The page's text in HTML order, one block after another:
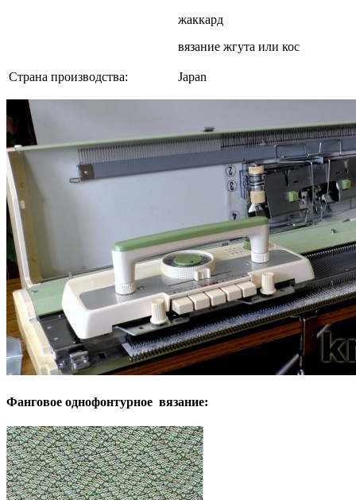
жаккард
вязание жгута или кос
Страна производства: Japan
Фанговое однофонтурное вязание: